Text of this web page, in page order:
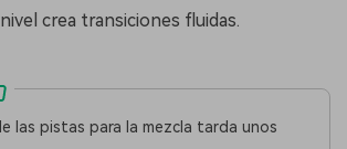
crea transiciones fluidas.
las pistas para la mezcla tarda unos